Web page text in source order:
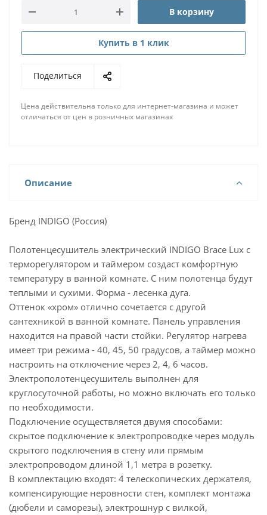
В корзину
Купить в 1 клик
Поделиться
Цена действительна только для интернет-магазина и может
отличаться от цен в розничных магазинах
Описание
Бренд INDIGO (Россия)
Полотенцесушитель электрический INDIGO Brace Lux с
терморегулятором и таймером создаст комфортную
температуру в ванной комнате. С ним полотенца будут
теплыми и сухими. Форма - лесенка дуга.
Оттенок «хром» отлично сочетается с другой
сантехникой в ванной комнате. Панель управления
находится на правой части стойки. Регулятор нагрева
имеет три режима - 40, 45, 50 градусов, а таймер можно
настроить на отключение через 2, 4, 6 часов.
Электрополотенцесушитель выполнен для
круглосуточной работы, но можно включать его только
по необходимости.
Подключение осуществляется двумя способами:
скрытое подключение к электропроводке через модуль
скрытого подключения в стену или прямым
электропроводом длиной 1,1 метра в розетку.
В комплектацию входят: 4 телескопических держателя,
компенсирующие неровности стен, комплект монтажа
(дюбели и саморезы), электрошнур с вилкой,